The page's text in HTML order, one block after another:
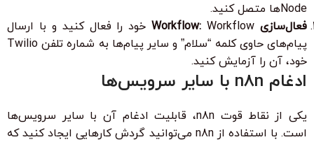
Nodeها متصل کنید.
فعال‌سازی Workflow:
Workflow خود را فعال کنید و با ارسال
پیام‌های حاوی کلمه “سلام” و سایر پیام‌ها به شماره تلفن Twilio
خود، آن را آزمایش کنید.
ادغام n8n با سایر سرویس‌ها
یکی از نقاط قوت n8n، قابلیت ادغام آن با سایر سرویس‌ها
است. با استفاده از n8n می‌توانید گردش کارهایی ایجاد کنید که